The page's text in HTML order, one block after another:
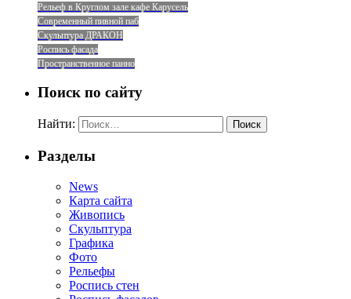
Рельеф в Круглом зале кафе Карусель
Современный пивной паб
Скульптура ДРАКОН
Роспись фасада
Пространственное панно
Поиск по сайту
Найти:
Разделы
News
Карта сайта
Живопись
Скульптура
Графика
Фото
Рельефы
Роспись стен